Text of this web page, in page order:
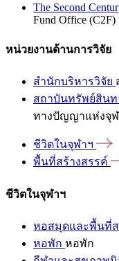
The Second
Fund Office (C2F)
หน่วยงานด้านการวิจัย
สำนักบริหารวิจัย
สถาบันทรัพย์สิน
ทางปัญญาแห่งจุฬ
ชีวิตในจุฬาฯ
พื้นที่สร้างสรรค์
ชีวิตในจุฬาฯ
หอสมุดและพื้นที่ส
หอพัก หอพัก